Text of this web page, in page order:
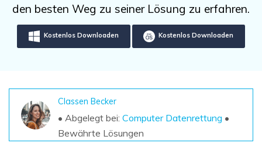
Recoverit kostenlos
Verlorene/gel?schte Daten kostenlos
wiederherstellen
Weitere Produkte
Repairit - Datenreparatur
den besten Weg zu seiner Lösung zu erfahren.
Kostenlos Downloaden Kostenlos Downloaden
Classen Becker
• Abgelegt bei: Computer Datenrettung •
Bewährte Lösungen